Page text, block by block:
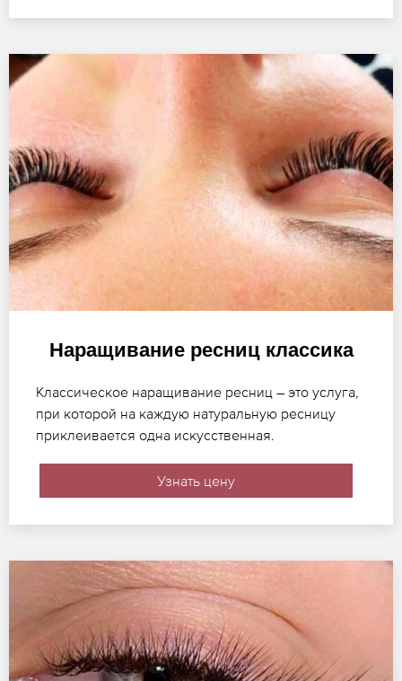
Наращивание ресниц классика
Классическое наращивание ресниц – это услуга,
при которой на каждую натуральную ресницу
приклеивается одна искусственная.
Узнать цену